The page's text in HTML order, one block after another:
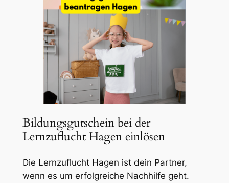
Bildungsgutschein bei der
Lernzuflucht Hagen einlösen
Die Lernzuflucht Hagen ist dein Partner,
wenn es um erfolgreiche Nachhilfe geht.